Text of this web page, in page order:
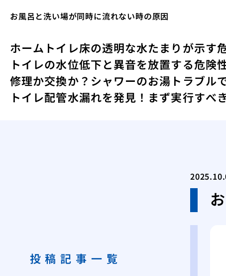
お風呂と洗い場が同時に流れない時の原因
ホーム トイレ床の透明な水たまりが示す
トイレの水位低下と異音を放置する危険
修理か交換か？シャワーのお湯トラブル
トイレ配管水漏れを発見！まず実行すべ
投稿記事一覧